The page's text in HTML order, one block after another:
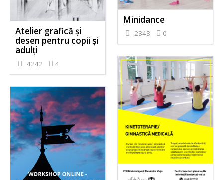
Atelier grafică și
desen pentru copii și
adulți
4242 4
Minidance
2343 0